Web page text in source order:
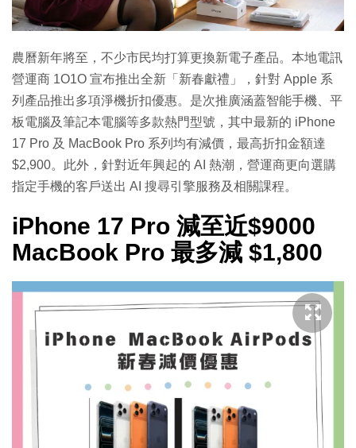
農曆新年將至，不少市民均打算更換新電子產品。本地電訊
營運商 1O1O 宣布推出全新「新春獻禮」，針對 Apple 系
列產品推出多項淨機折扣優惠。是次推廣涵蓋智能手機、平
板電腦及筆記本電腦等多款熱門型號，其中最新的 iPhone
17 Pro 及 MacBook Pro 系列均有減價，最高折扣金額達
$2,900。此外，針對近年興起的 AI 熱潮，營運商更向選購
指定手機的客戶送出 AI 搜尋引擎服務及相關課程。
iPhone 17 Pro 減至近$9000
MacBook Pro 最多減 $1,800